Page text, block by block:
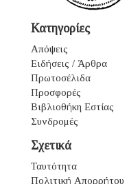
Κατηγορίες
Απόψεις
Ειδήσεις / Άρθρα
Πρωτοσέλιδα
Προσφορές
Βιβλιοθήκη Εστίας
Συνδρομές
Σχετικά
Ταυτότητα
Πολιτική Απορρήτου